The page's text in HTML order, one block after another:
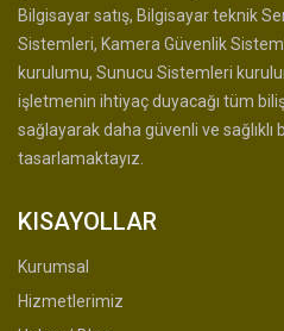
Bilgisayar satış, Bilgisayar teknik
Sistemleri, Kamera Güvenlik
kurulumu, Sunucu Sistemleri
işletmenin ihtiyaç duyacağı tüm
sağlayarak daha güvenli ve sağlıklı
tasarlamaktayız.
KISAYOLLAR
Kurumsal
Hizmetlerimiz